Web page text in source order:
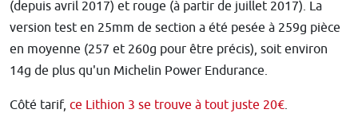
(depuis avril 2017) et rouge (à partir de juillet 2017). La
version test en 25mm de section a été pesée à 259g pièce
en moyenne (257 et 260g pour être précis), soit environ
14g de plus qu'un Michelin Power Endurance.
Côté tarif, ce Lithion 3 se trouve à tout juste 20€.